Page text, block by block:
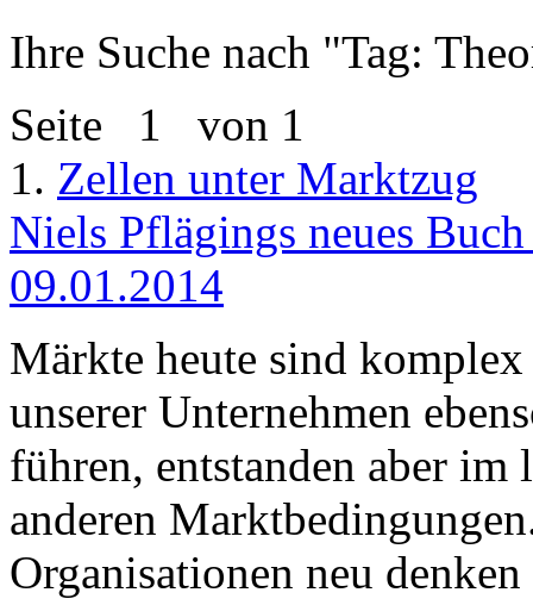
Ihre Suche nach "Tag:
Seite 1 von 1
1. Zellen unter Marktzug
Niels Pflägings neues
09.01.2014
Märkte heute sind
unserer Unternehmen
führen, entstanden aber im
anderen
Organisationen neu